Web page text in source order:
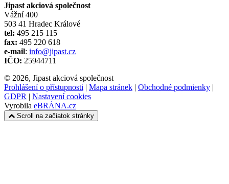
Jipast akciová společnost
Vážní 400
503 41 Hradec Králové
tel: 495 215 115
fax: 495 220 618
e-mail: info@jipast.cz
IČO: 25944711
© 2026, Jipast akciová společnost
Prohlášení o přístupnosti | Mapa stránek | Obchodné podmienky |
GDPR | Nastavení cookies
Vyrobila eBRÁNA.cz
Scroll na začiatok stránky